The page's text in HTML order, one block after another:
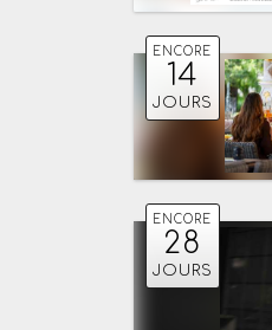
ENCORE
14
JOURS
ENCORE
28
JOURS